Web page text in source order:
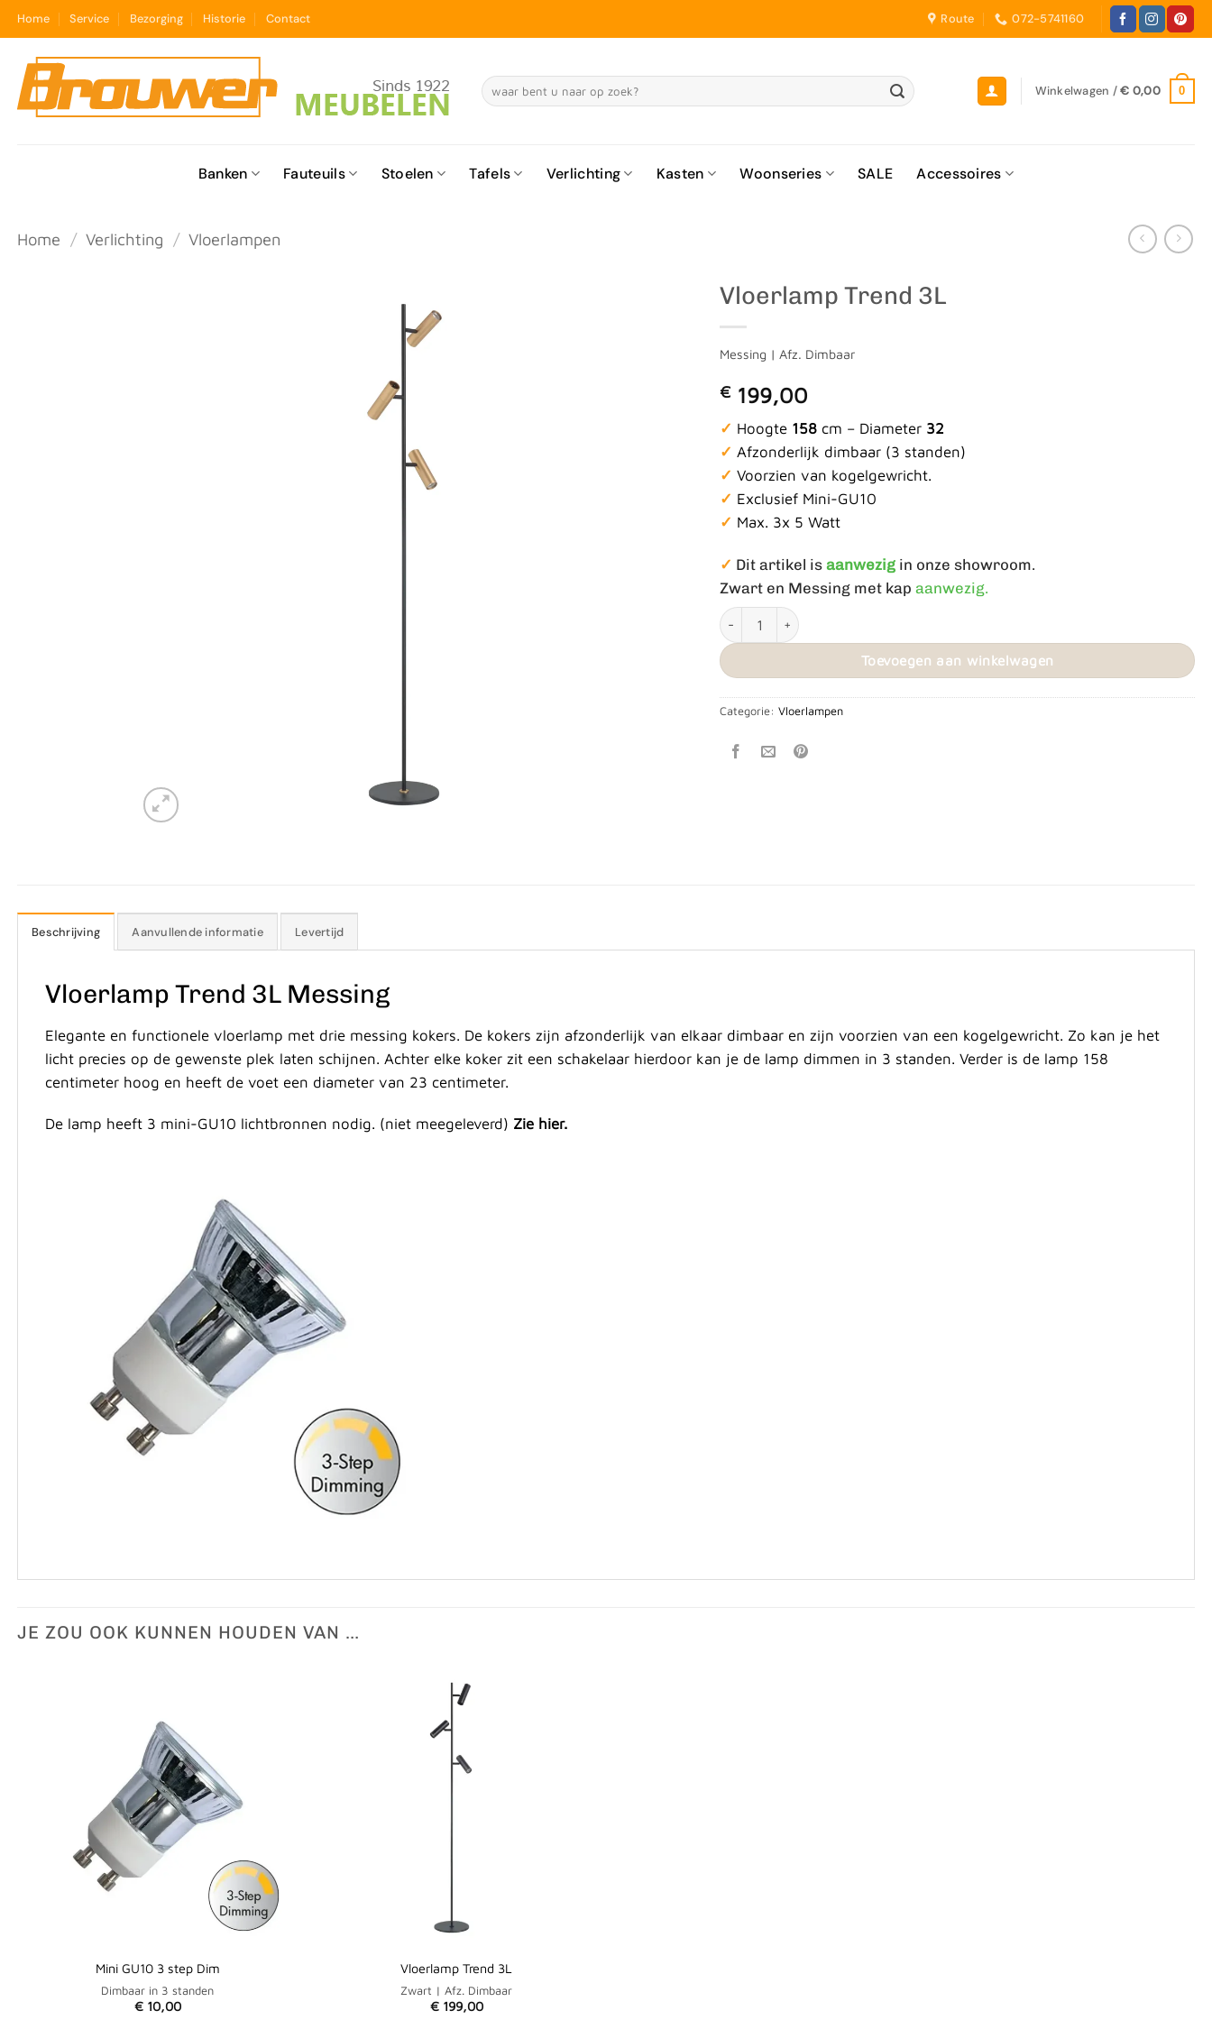
inhoud
Home Service Bezorging Historie Contact Route 072-5741160
Zoeken
naar:
Winkelwagen /€ 0,00 0
Banken Fauteuils Stoelen Tafels Verlichting Kasten Woonseries SALE Accessoires
Home / Verlichting / Vloerlampen
Vloerlamp Trend 3L
Messing | Afz. Dimbaar
€ 199,00
✓ Hoogte 158 cm – Diameter 32
✓ Afzonderlijk dimbaar (3 standen)
✓Voorzien van kogelgewricht.
✓ Exclusief Mini-GU10
✓ Max. 3x 5 Watt
✓ Dit artikel isaanwezig in onze showroom.
Zwart en Messing met kapaanwezig.
Vloerlamp Trend 3L aantal
Toevoegen aan winkelwagen
Categorie:Vloerlampen
Beschrijving Aanvullende informatie Levertijd
Vloerlamp Trend 3L Messing
Elegante en functionele vloerlamp met drie messing kokers. De kokers zijn afzonderlijk van elkaar dimbaar en zijn voorzien van een kogelgewricht. Zo kan je het
licht precies op de gewenste plek laten schijnen. Achter elke koker zit een schakelaar hierdoor kan je de lamp dimmen in 3 standen. Verder is de lamp 158
centimeter hoog en heeft de voet een diameter van 23 centimeter.
De lamp heeft 3 mini-GU10 lichtbronnen nodig. (niet meegeleverd) Zie hier.
JE ZOU OOK KUNNEN HOUDEN VAN …
Mini GU10 3 step Dim
Dimbaar in 3 standen
€10,00
Vloerlamp Trend 3L
Zwart | Afz. Dimbaar
€199,00